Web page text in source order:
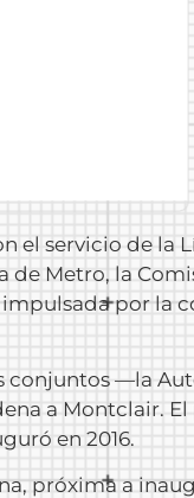
servicio de la
de Metro, la
impulsada por la
conjuntos —la
a Montclair.
en 2016.
próxima a